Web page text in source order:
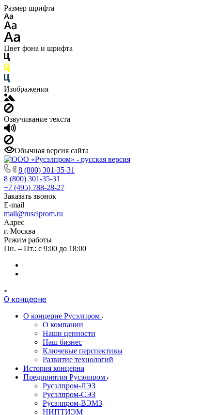
Размер шрифта
Цвет фона и шрифта
Изображения
Озвучивание текста
Обычная версия сайта
8 (800) 301-35-31
8 (800) 301-35-31
+7 (495) 788-28-27
Заказать звонок
E-mail
mail@ruselprom.ru
Адрес
г. Москва
Режим работы
Пн. – Пт.: с 9:00 до 18:00
О концерне
О концерне Русэлпром
О компании
Наши ценности
Наш бизнес
Ключевые перспективы
Развитие технологий
История концерна
Предприятия Русэлпром
Русэлпром-ЛЭЗ
Русэлпром-СЭЗ
Русэлпром-ВЭМЗ
НИПТИЭМ